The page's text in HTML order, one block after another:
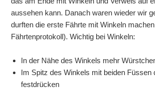
aussehen kann. Danach waren wieder wir
durften die erste Fährte mit Winkeln
Fährtenprotokoll). Wichtig bei Winkeln:
In der Nähe des Winkels mehr
Im Spitz des Winkels mit beiden Füssen
festdrücken